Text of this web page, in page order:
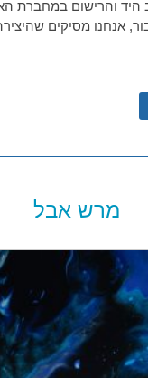
היד והרישום במחברת
אנחנו מסיקים
מרש אבל